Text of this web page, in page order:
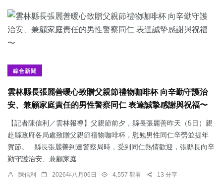
綜合新聞
雲林縣長張麗善暖心致贈父親節禮物咖啡杯 向辛勤守護治
安、兼顧家庭責任的男性警察同仁 表達誠摯感謝與祝福〜
【記者陳信利／雲林報導】父親節前夕，縣長張麗善昨天（5日）親
赴縣政府各局處致贈父親節禮物咖啡杯，慰勉男性同仁辛勞並提年
賀節。 縣長張麗善到達警察局時，受到同仁熱情歡迎，張縣長向辛
勤守護治安、兼顧家庭...
陳信利 2026年八月06日 4,557 觀看 13 分享